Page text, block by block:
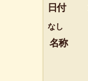
日付
なし
名称